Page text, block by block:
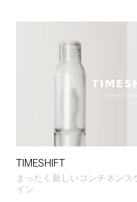
TIMESHIFT
まったく新しいコンチネン
イン